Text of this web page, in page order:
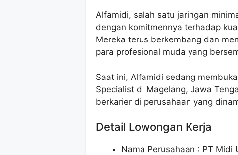
Alfamidi, salah satu jaringan
dengan komitmennya terhadap
Mereka terus berkembang dan
para profesional muda yang
Saat ini, Alfamidi sedang
Specialist di Magelang, Jawa
berkarier di perusahaan yang
Detail Lowongan Kerja
Nama Perusahaan : PT Midi